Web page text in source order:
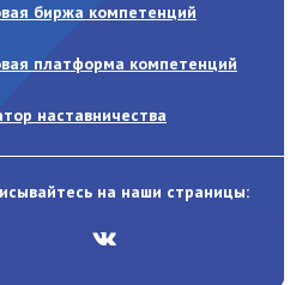
биржа компетенций
платформа компетенций
наставничества
на наши страницы: